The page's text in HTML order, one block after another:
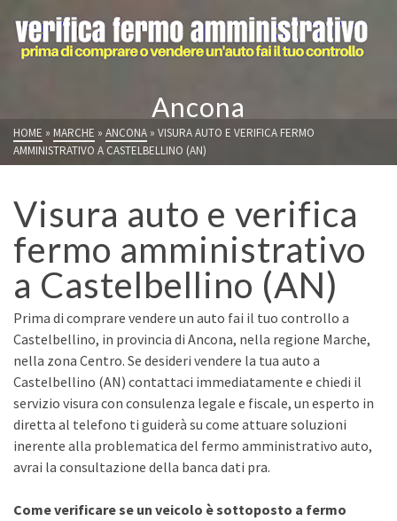
Ancona
HOME » MARCHE » ANCONA » VISURA AUTO E VERIFICA FERMO
AMMINISTRATIVO A CASTELBELLINO (AN)
Visura auto e verifica
fermo amministrativo
a Castelbellino (AN)
Prima di comprare vendere un auto fai il tuo controllo a
Castelbellino, in provincia di Ancona, nella regione Marche,
nella zona Centro. Se desideri vendere la tua auto a
Castelbellino (AN) contattaci immediatamente e chiedi il
servizio visura con consulenza legale e fiscale, un esperto in
diretta al telefono ti guiderà su come attuare soluzioni
inerente alla problematica del fermo amministrativo auto,
avrai la consultazione della banca dati pra.
Come verificare se un veicolo è sottoposto a fermo